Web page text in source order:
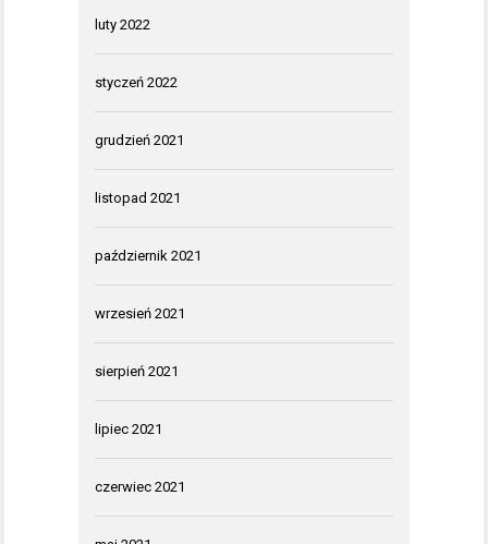
luty 2022
styczeń 2022
grudzień 2021
listopad 2021
październik 2021
wrzesień 2021
sierpień 2021
lipiec 2021
czerwiec 2021